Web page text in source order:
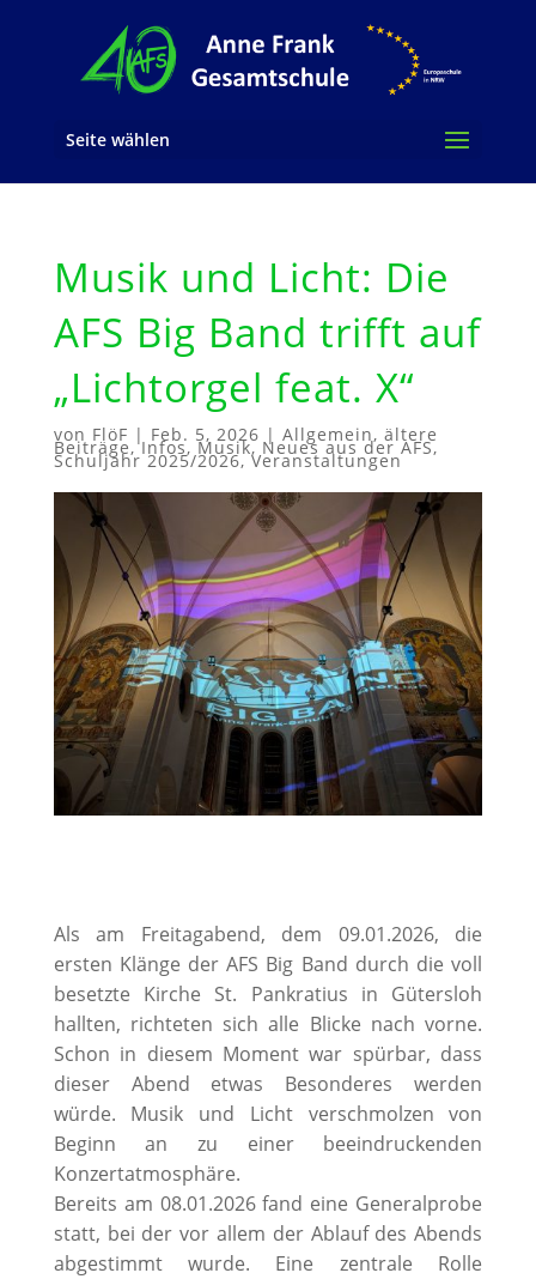
Seite wählen
Musik und Licht: Die
AFS Big Band trifft auf
„Lichtorgel feat. X“
von FlöF | Feb. 5, 2026 | Allgemein, ältere
Beiträge,Infos,Musik, Neues aus der AFS,
Schuljahr 2025/2026,Veranstaltungen
Als am Freitagabend, dem 09.01.2026, die
ersten Klänge der AFS Big Band durch die voll
besetzte Kirche St. Pankratius in Gütersloh
hallten, richteten sich alle Blicke nach vorne.
Schon in diesem Moment war spürbar, dass
dieser Abend etwas Besonderes werden
würde. Musik und Licht verschmolzen von
Beginn an zu einer beeindruckenden
Konzertatmosphäre.
Bereits am 08.01.2026 fand eine Generalprobe
statt, bei der vor allem der Ablauf des Abends
abgestimmt wurde. Eine zentrale Rolle